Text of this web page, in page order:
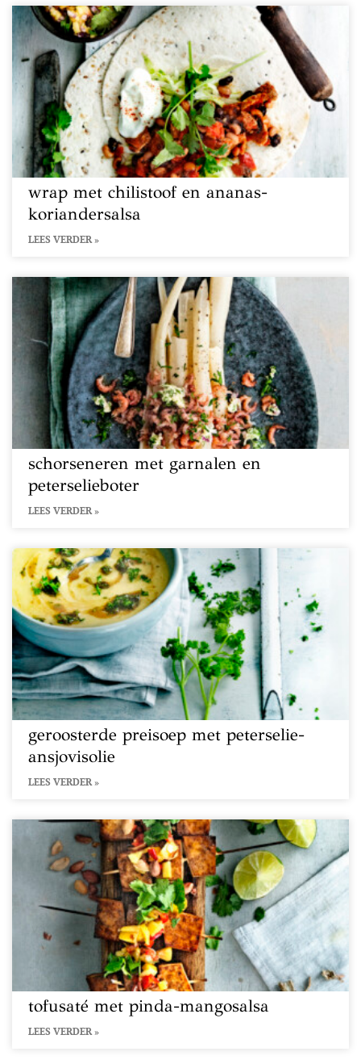
wrap met chilistoof en ananas-
koriandersalsa
LEES VERDER »
schorseneren met garnalen en
peterselieboter
LEES VERDER »
geroosterde preisoep met peterselie-
ansjovisolie
LEES VERDER »
tofusaté met pinda-mangosalsa
LEES VERDER »